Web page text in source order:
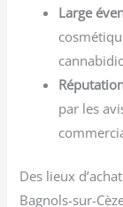
Large
par les
Des lieux
Bagnols-sur-